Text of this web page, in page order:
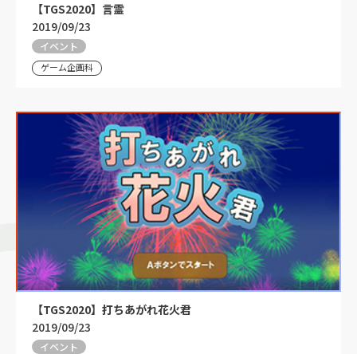
【TGS2020】言霊
2019/09/23
イベント
ゲーム企画科
【TGS2020】打ちあがれ花火君
2019/09/23
イベント